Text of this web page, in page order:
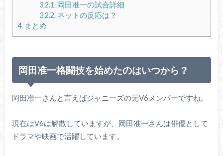
3.2.1.岡田准一の試合詳細
3.2.2.ネットの反応は？
4.まとめ
岡田准一格闘技を始めたのはいつから？
岡田准一さんと言えばジャニーズの元V6メンバーですね。
現在はV6は解散していますが、岡田准一さんは俳優として
ドラマや映画で活躍しています。